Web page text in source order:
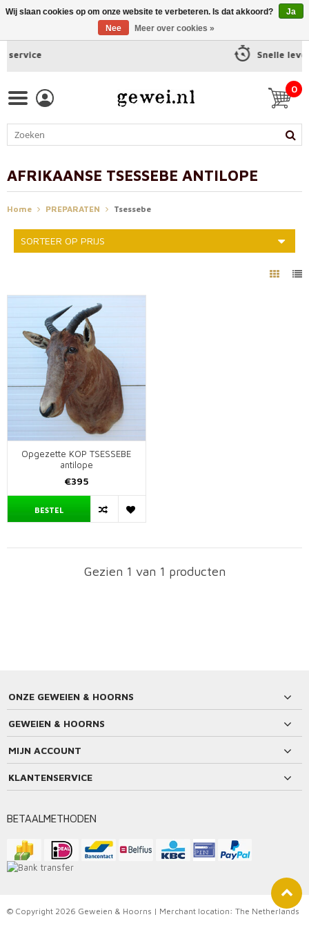
Snelle levering
0
AFRIKAANSE TSESSEBE ANTILOPE
Home PREPARATEN Tsessebe
SORTEER OP PRIJS
Opgezette KOP TSESSEBE
antilope
€395
BESTEL
Gezien 1 van 1 producten
ONZE GEWEIEN & HOORNS
GEWEIEN & HOORNS
MIJN ACCOUNT
KLANTENSERVICE
BETAALMETHODEN
© Copyright 2026 Geweien & Hoorns | Merchant location: The Netherlands
Wij slaan cookies op om onze website te verbeteren. Is dat akkoord?
Ja
Nee
Meer over cookies »